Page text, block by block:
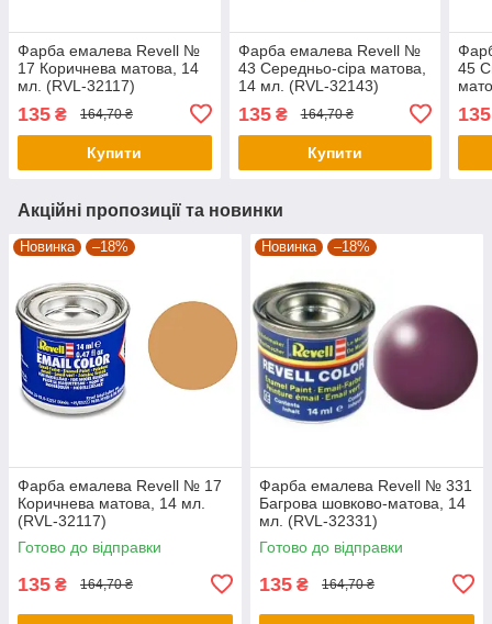
Фарба емалева Revell №
17 Коричнева матова, 14
мл. (RVL-32117)
135 ₴ 164,70 ₴
Купити
Фарба емалева Revell №
43 Середньо-сіра матова,
14 мл. (RVL-32143)
135₴ 164,70 ₴
Купити
45
135
Акційні пропозиції та новинки
Новинка –18%
Фарба емалева Revell № 17
Коричнева матова, 14 мл.
(RVL-32117)
Готово до відправки
135 ₴ 164,70 ₴
Новинка –18%
Фарба емалева Revell № 331
Багрова шовково-матова, 14
мл. (RVL-32331)
Готово до відправки
135 ₴ 164,70 ₴